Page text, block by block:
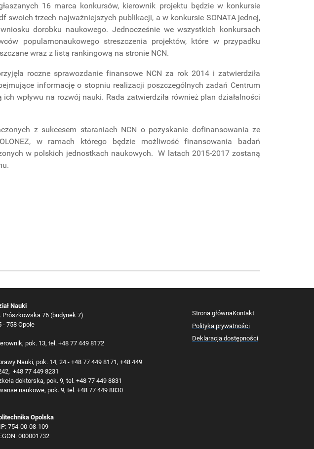
16 marca konkursów, kierownik projektu będzie w konkursie
swoich trzech najważniejszych publikacji, a w konkursie SONATA jednej,
dorobku naukowego. Jednocześnie we wszystkich konkursach
popularnonaukowego streszczenia projektów, które w przypadku
wraz z listą rankingową na stronie NCN.
roczne sprawozdanie finansowe NCN za rok 2014 i zatwierdziła
informację o stopniu realizacji poszczególnych zadań Centrum
wpływu na rozwój nauki. Rada zatwierdziła również plan działalności
z sukcesem staraniach NCN o pozyskanie dofinansowania ze
w ramach którego będzie możliwość finansowania badań
w polskich jednostkach naukowych. W latach 2015-2017 zostaną
Nauki
Prószkowska 76 (budynek 7)
- 758 Opole
pok. 13, tel. +48 77 449 8172
Nauki, pok. 14, 24 - +48 77 449 8171, +48 449
+48 77 449 8231
doktorska, pok. 9, tel. +48 77 449 8831
naukowe, pok. 9, tel. +48 77 449 8830
Opolska
754-00-08-109
000001732
Strona głównaKontakt
Polityka prywatności
Deklaracja dostępności